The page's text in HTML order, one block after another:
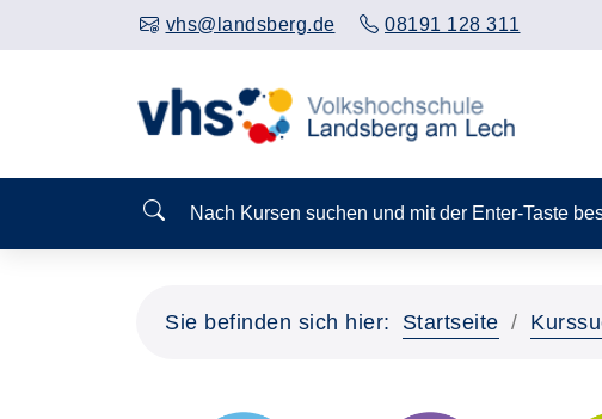
vhs@landsberg.de 08191 128 311
Nach Kursen suchen und mit der Enter-Taste
Sie befinden sich hier: Startseite